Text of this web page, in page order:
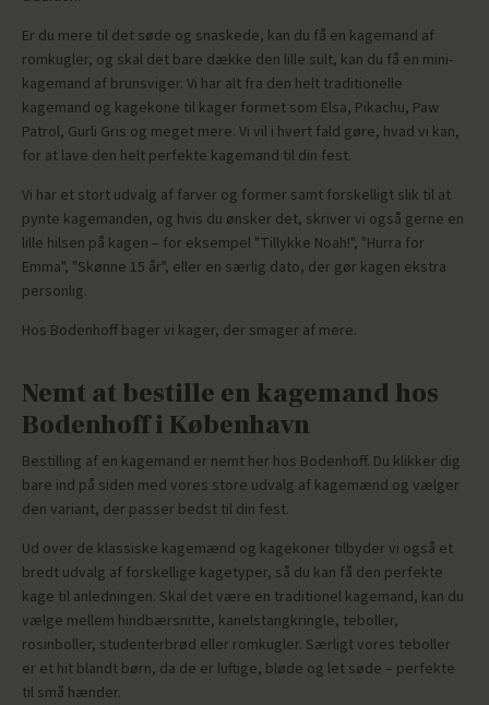
Er du mere til det søde og snaskede, kan du få en kagemand af
romkugler, og skal det bare dække den lille sult, kan du få en mini-
kagemand af brunsviger. Vi har alt fra den helt traditionelle
kagemand og kagekone til kager formet som Elsa, Pikachu, Paw
Patrol, Gurli Gris og meget mere. Vi vil i hvert fald gøre, hvad vi kan,
for at lave den helt perfekte kagemand til din fest.
Vi har et stort udvalg af farver og former samt forskelligt slik til at
pynte kagemanden, og hvis du ønsker det, skriver vi også gerne en
lille hilsen på kagen – for eksempel "Tillykke Noah!", "Hurra for
Emma", "Skønne 15 år", eller en særlig dato, der gør kagen ekstra
personlig.
Hos Bodenhoff bager vi kager, der smager af mere.
Nemt at bestille en kagemand hos
Bodenhoff i København
Bestilling af en kagemand er nemt her hos Bodenhoff. Du klikker dig
bare ind på siden med vores store udvalg af kagemænd og vælger
den variant, der passer bedst til din fest.
Ud over de klassiske kagemænd og kagekoner tilbyder vi også et
bredt udvalg af forskellige kagetyper, så du kan få den perfekte
kage til anledningen. Skal det være en traditionel kagemand, kan du
vælge mellem hindbærsnitte, kanelstangkringle, teboller,
rosinboller, studenterbrød eller romkugler. Særligt vores teboller
er et hit blandt børn, da de er luftige, bløde og let søde – perfekte
til små hænder.